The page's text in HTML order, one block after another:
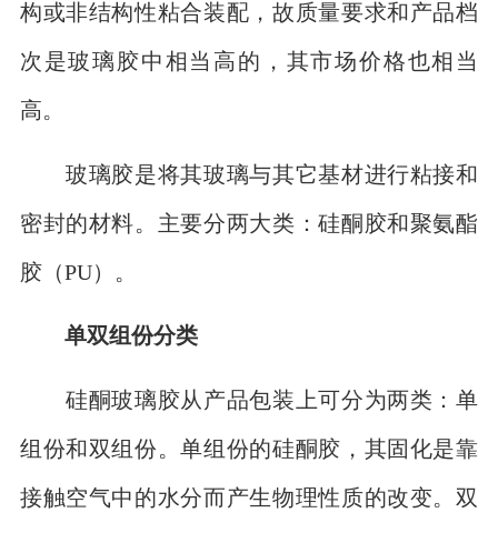
构或非结构性粘合装配，故质量要求和产品档
次是玻璃胶中相当高的，其市场价格也相当
高。
玻璃胶是将其玻璃与其它基材进行粘接和
密封的材料。主要分两大类：硅酮胶和聚氨酯
胶（PU）。
单双组份分类
硅酮玻璃胶从产品包装上可分为两类：单
组份和双组份。单组份的硅酮胶，其固化是靠
接触空气中的水分而产生物理性质的改变。双